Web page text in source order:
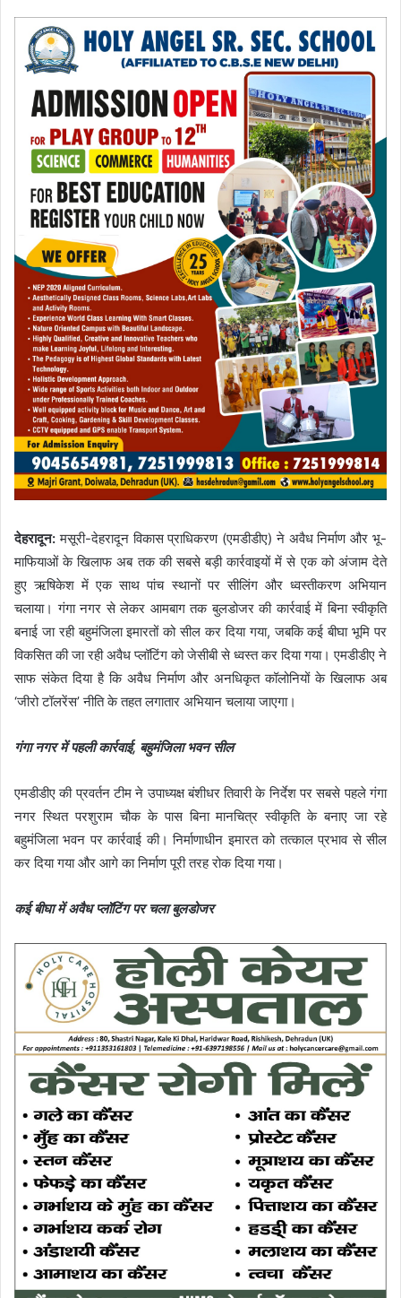
देहरादून: मसूरी-देहरादून विकास प्राधिकरण (एमडीडीए) ने अवैध निर्माण और भू-
माफियाओं के खिलाफ अब तक की सबसे बड़ी कार्रवाइयों में से एक को अंजाम देते
हुए ऋषिकेश में एक साथ पांच स्थानों पर सीलिंग और ध्वस्तीकरण अभियान
चलाया। गंगा नगर से लेकर आमबाग तक बुलडोजर की कार्रवाई में बिना स्वीकृति
बनाई जा रही बहुमंजिला इमारतों को सील कर दिया गया, जबकि कई बीघा भूमि पर
विकसित की जा रही अवैध प्लॉटिंग को जेसीबी से ध्वस्त कर दिया गया। एमडीडीए ने
साफ संकेत दिया है कि अवैध निर्माण और अनधिकृत कॉलोनियों के खिलाफ अब
‘जीरो टॉलरेंस’ नीति के तहत लगातार अभियान चलाया जाएगा।
गंगा नगर में पहली कार्रवाई, बहुमंजिला भवन सील
एमडीडीए की प्रवर्तन टीम ने उपाध्यक्ष बंशीधर तिवारी के निर्देश पर सबसे पहले गंगा
नगर स्थित परशुराम चौक के पास बिना मानचित्र स्वीकृति के बनाए जा रहे
बहुमंजिला भवन पर कार्रवाई की। निर्माणाधीन इमारत को तत्काल प्रभाव से सील
कर दिया गया और आगे का निर्माण पूरी तरह रोक दिया गया।
कई बीघा में अवैध प्लॉटिंग पर चला बुलडोजर